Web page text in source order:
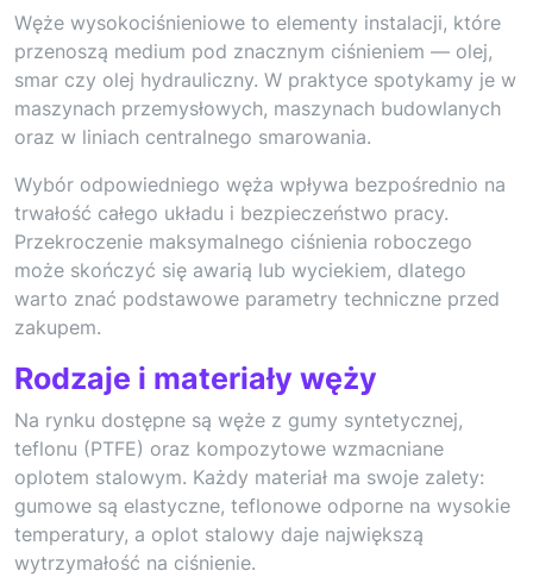
Węże wysokociśnieniowe to elementy instalacji, które
przenoszą medium pod znacznym ciśnieniem — olej,
smar czy olej hydrauliczny. W praktyce spotykamy je w
maszynach przemysłowych, maszynach budowlanych
oraz w liniach centralnego smarowania.
Wybór odpowiedniego węża wpływa bezpośrednio na
trwałość całego układu i bezpieczeństwo pracy.
Przekroczenie maksymalnego ciśnienia roboczego
może skończyć się awarią lub wyciekiem, dlatego
warto znać podstawowe parametry techniczne przed
zakupem.
Rodzaje i materiały węży
Na rynku dostępne są węże z gumy syntetycznej,
teflonu (PTFE) oraz kompozytowe wzmacniane
oplotem stalowym. Każdy materiał ma swoje zalety:
gumowe są elastyczne, teflonowe odporne na wysokie
temperatury, a oplot stalowy daje największą
wytrzymałość na ciśnienie.